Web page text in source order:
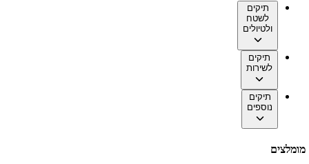
תיקים
לשטח
ולטיולים
תיקים
לשירות
תיקים
נוספים
מומלצים